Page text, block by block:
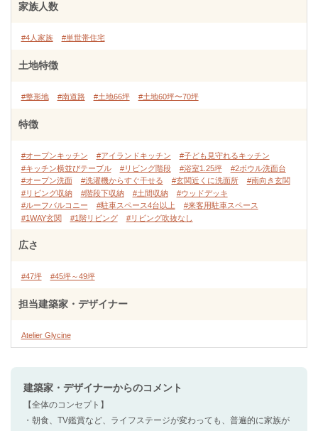
家族人数
#4人家族 #単世帯住宅
土地特徴
#整形地 #南道路 #土地66坪 #土地60坪〜70坪
特徴
#オープンキッチン #アイランドキッチン
#子ども見守れるキッチン
#キッチン横並びテーブル
#リビング階段 #浴室1.25坪
#2ボウル洗面台
#オープン洗面
#洗濯機からすぐ干せる #玄関近くに洗面所
#南向き玄関
#リビング収納
#階段下収納 #土間収納
#ウッドデッキ
#ルーフバルコニー
#駐車スペース4台以上
#来客用駐車スペース
#1WAY玄関
#1階リビング #リビング吹抜なし
広さ
#47坪 #45坪～49坪
担当建築家・デザイナー
Atelier Glycine
建築家・デザイナーからのコメント
【全体のコンセプト】
・朝食、TV鑑賞など、ライフステージが変わっても、普遍的に家族が